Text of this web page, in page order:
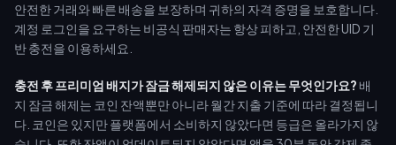
안전한 거래와 빠른 배송을 보장하며 귀하의 자격 증명을 보호합니다.
계정 로그인을 요구하는 비공식 판매자는 항상 피하고, 안전한 UID 기
반 충전을 이용하세요.
충전 후 프리미엄 배지가 잠금 해제되지 않은 이유는 무엇인가요?배
지 잠금 해제는 코인 잔액뿐만 아니라 월간 지출 기준에 따라 결정됩니
다. 코인은 있지만 플랫폼에서 소비하지 않았다면 등급은 올라가지 않